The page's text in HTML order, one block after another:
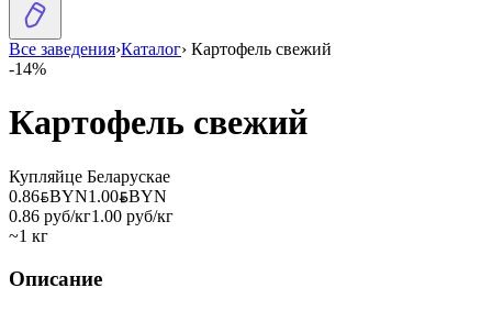
Все заведения›Каталог› Картофель свежий
-14%
Картофель свежий
Купляйце Беларускае
0.86BYNBYN1.00BYNBYN
0.86 руб/кг1.00 руб/кг
~1 кг
Описание